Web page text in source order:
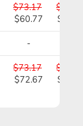
$73.17
$60.77
-
$73.17
$72.67